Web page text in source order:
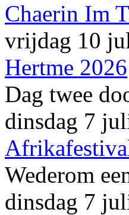
Chaerin Im
vrijdag 10
Hertme 2026
Dag twee
dinsdag 7
Wederom
dinsdag 7